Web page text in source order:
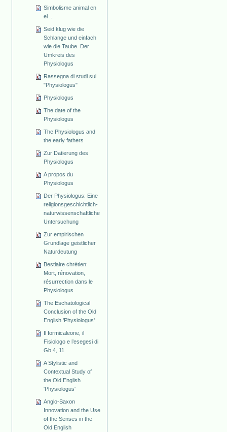
Simbolisme animal en
el ...
Seid klug wie die
Schlange und einfach
wie die Taube. Der
Umkreis des
Physiologus
Rassegna di studi sul
"Physiologus"
Physiologus
The date of the
Physiologus
The Physiologus and
the early fathers
Zur Datierung des
Physiologus
A propos du
Physiologus
Der Physiologus: Eine
religionsgeschichtlich-
naturwissenschaftliche
Untersuchung
Zur empirischen
Grundlage geistlicher
Naturdeutung
Bestiaire chrétien:
Mort, rénovation,
résurrection dans le
Physiologus
The Eschatological
Conclusion of the Old
English 'Physiologus'
Il formicaleone, il
Fisiologo e l’esegesi di
Gb 4, 11
A Stylistic and
Contextual Study of
the Old English
'Physiologus'
Anglo-Saxon
Innovation and the Use
of the Senses in the
Old English